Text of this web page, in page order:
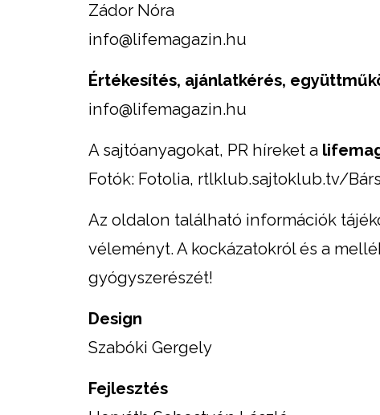
Zádor Nóra
info@lifemagazin.hu
Értékesítés, ajánlatkérés,
info@lifemagazin.hu
A sajtóanyagokat, PR híreket a
Fotók: Fotolia, rtlklub.sajtoklub.tv/
Az oldalon található információk
véleményt. A kockázatokról és a
gyógyszerészét!
Design
Szabóki Gergely
Fejlesztés